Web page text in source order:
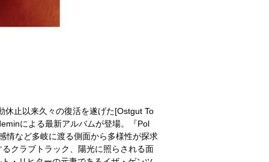
止以来久々の復活を遂げた[Ostgut To
による最新アルバムが登場。『Pol
情など多岐に渡る側面から多様性が探求
クラブトラック、陽光に照らされる面